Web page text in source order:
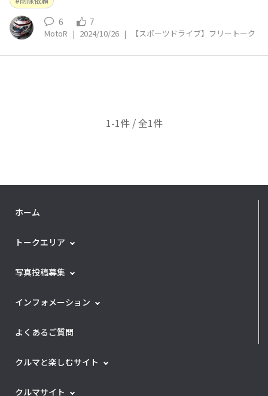
6 7
MotoR | 2024/10/26 | 【スポーツドライブ】フリートーク
1-1件 / 全1件
ホーム
トークエリア
写真投稿募集
インフォメーション
よくあるご質問
クルマと楽しむサイト
クルマサイト